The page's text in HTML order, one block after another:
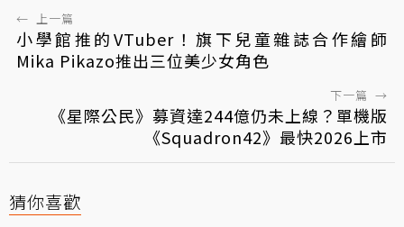
← 上一篇
小學館推的VTuber！旗下兒童雜誌合作繪師
Mika Pikazo推出三位美少女角色
下一篇 →
《星際公民》募資達244億仍未上線？單機版
《Squadron42》最快2026上市
猜你喜歡